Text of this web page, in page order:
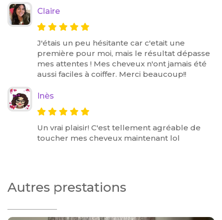
Claire
J'étais un peu hésitante car c'etait une
première pour moi, mais le résultat dépasse
mes attentes ! Mes cheveux n'ont jamais été
aussi faciles à coiffer. Merci beaucoup!!
Inès
Un vrai plaisir! C'est tellement agréable de
toucher mes cheveux maintenant lol
Autres prestations